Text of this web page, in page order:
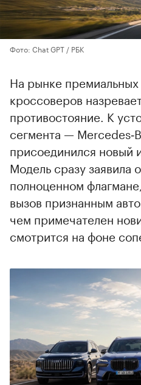
Фото: Chat GPT / РБК
На рынке
кроссоверов
противостояние. К
сегмента —
присоединился новый
Модель сразу заявила
полноценном
вызов признанным
чем примечателен
смотрится на фоне